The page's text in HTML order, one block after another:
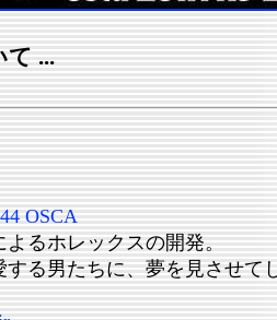
につ
OSCA
るホレックスの開発。
る男たちに、夢を見させて